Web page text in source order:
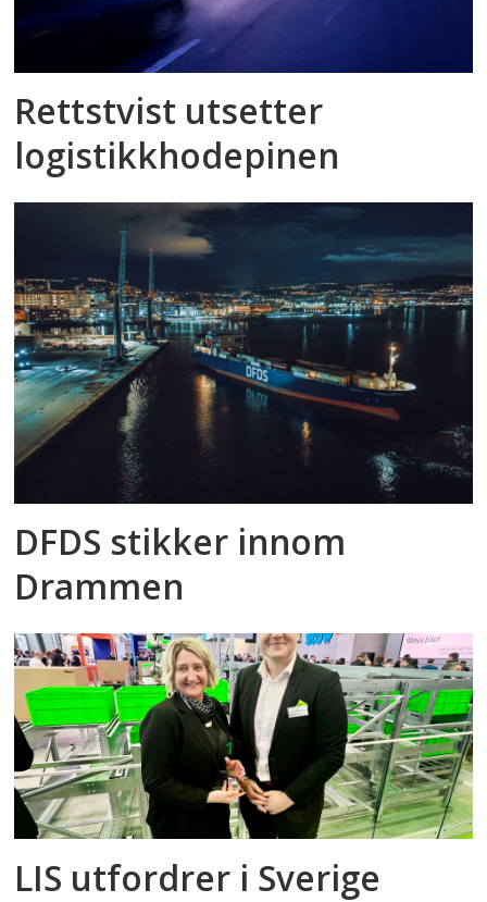
Rettstvist utsetter
logistikkhodepinen
DFDS stikker innom
Drammen
LIS utfordrer i Sverige